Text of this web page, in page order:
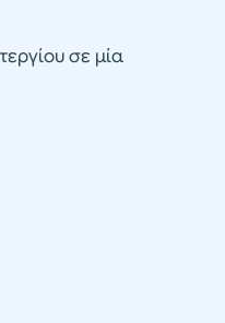
σε μία